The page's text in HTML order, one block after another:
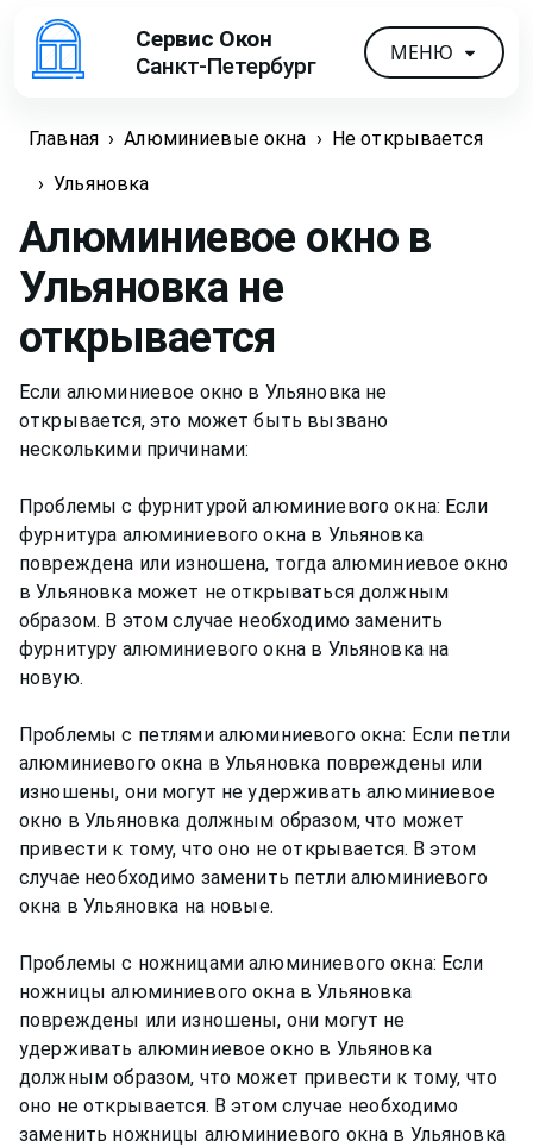
Сервис Окон
Санкт-Петербург
МЕНЮ
Главная › Алюминиевые окна ›
Не открывается
› Ульяновка
Алюминиевое окно в
Ульяновка не
открывается
Если алюминиевое окно в Ульяновка не
открывается, это может быть вызвано
несколькими причинами:
Проблемы с фурнитурой алюминиевого окна: Если
фурнитура алюминиевого окна в Ульяновка
повреждена или изношена, тогда алюминиевое окно
в Ульяновка может не открываться должным
образом. В этом случае необходимо заменить
фурнитуру алюминиевого окна в Ульяновка на
новую.
Проблемы с петлями алюминиевого окна: Если петли
алюминиевого окна в Ульяновка повреждены или
изношены, они могут не удерживать алюминиевое
окно в Ульяновка должным образом, что может
привести к тому, что оно не открывается. В этом
случае необходимо заменить петли алюминиевого
окна в Ульяновка на новые.
Проблемы с ножницами алюминиевого окна: Если
ножницы алюминиевого окна в Ульяновка
повреждены или изношены, они могут не
удерживать алюминиевое окно в Ульяновка
должным образом, что может привести к тому, что
оно не открывается. В этом случае необходимо
заменить ножницы алюминиевого окна в Ульяновка